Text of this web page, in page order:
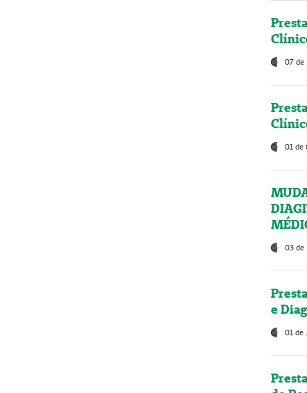
07 de
01 de
03 de
e
01 de